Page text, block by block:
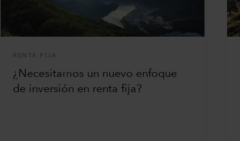
RENTA FIJA
¿Necesitamos un nuevo enfoque
de inversión en renta fija?